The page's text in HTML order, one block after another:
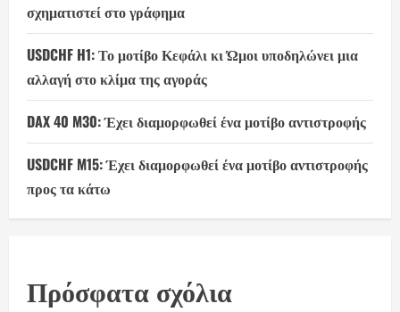
σχηματιστεί στο γράφημα
USDCHF H1: Το μοτίβο Κεφάλι κι Ώμοι υποδηλώνει μια
αλλαγή στο κλίμα της αγοράς
DAX 40 M30: Έχει διαμορφωθεί ένα μοτίβο αντιστροφής
USDCHF M15: Έχει διαμορφωθεί ένα μοτίβο αντιστροφής
προς τα κάτω
Πρόσφατα σχόλια